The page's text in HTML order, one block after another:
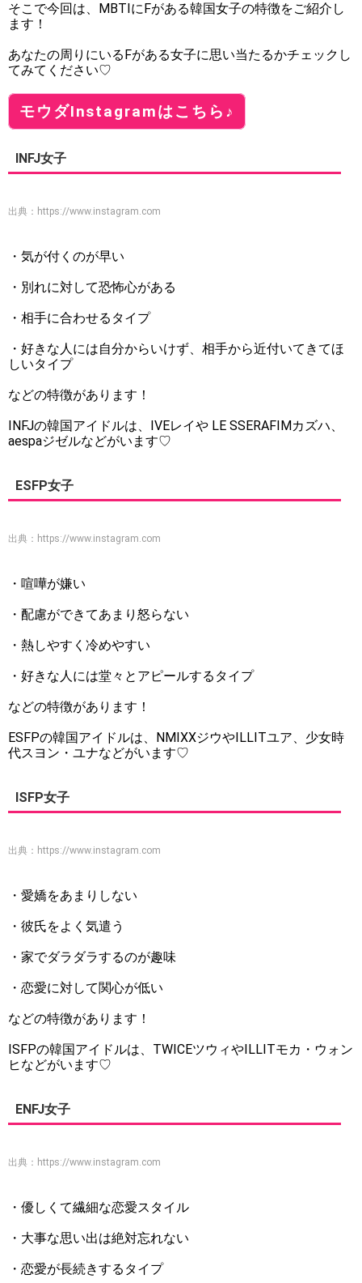
そこで今回は、MBTIにFがある韓国女子の特徴をご紹介し
ます！
あなたの周りにいるFがある女子に思い当たるかチェックし
てみてください♡
モウダInstagramはこちら♪
INFJ女子
出典： https://www.instagram.com
・気が付くのが早い
・別れに対して恐怖心がある
・相手に合わせるタイプ
・好きな人には自分からいけず、相手から近付いてきてほ
しいタイプ
などの特徴があります！
INFJの韓国アイドルは、IVEレイや LE SSERAFIMカズハ、
aespaジゼルなどがいます♡
ESFP女子
出典： https://www.instagram.com
・喧嘩が嫌い
・配慮ができてあまり怒らない
・熱しやすく冷めやすい
・好きな人には堂々とアピールするタイプ
などの特徴があります！
ESFPの韓国アイドルは、NMIXXジウやILLITユア、少女時
代スヨン・ユナなどがいます♡
ISFP女子
出典： https://www.instagram.com
・愛嬌をあまりしない
・彼氏をよく気遣う
・家でダラダラするのが趣味
・恋愛に対して関心が低い
などの特徴があります！
ISFPの韓国アイドルは、TWICEツウィやILLITモカ・ウォン
ヒなどがいます♡
ENFJ女子
出典： https://www.instagram.com
・優しくて繊細な恋愛スタイル
・大事な思い出は絶対忘れない
・恋愛が長続きするタイプ